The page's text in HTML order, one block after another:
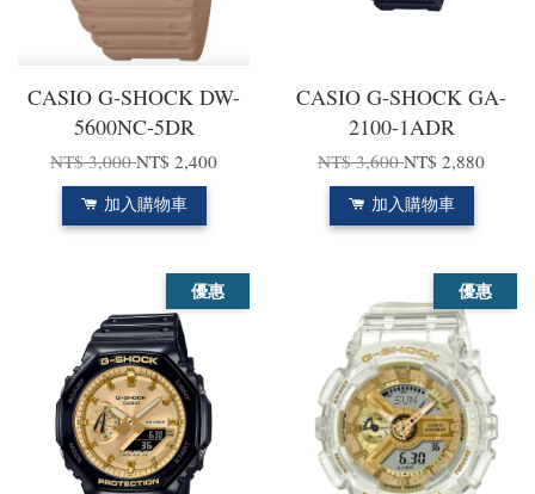
CASIO G-SHOCK DW-
5600NC-5DR
NT$ 3,000NT$ 2,400
加入購物車
CASIO G-SHOCK GA-
2100-1ADR
NT$ 3,600NT$ 2,880
加入購物車
優惠 優惠